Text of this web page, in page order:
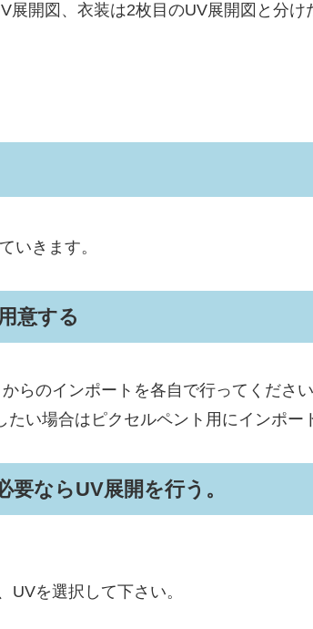
展開図、衣装は2枚目のUV展開図と分け
いきます。
意する
らのインポートを各自で行ってください
い場合はピクセルペント用にインポー
ならUV展開を行う。
UVを選択して下さい。